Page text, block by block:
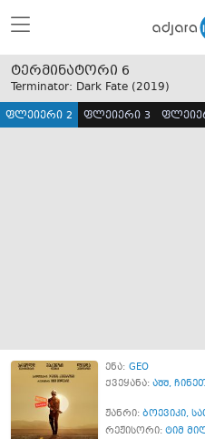
ტერმინატორი 6
Terminator: Dark Fate (2019)
ფლეიერი 2 ფლეიერი 3
ენა: GEO
ქვეყანა: აშშ,
ჟანრი: ბოევიკი,
რეჟისორი: ტიმ